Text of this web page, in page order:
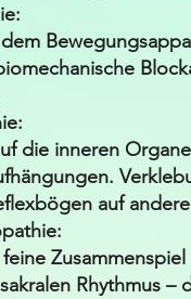
die inneren
auf
Rhythmus